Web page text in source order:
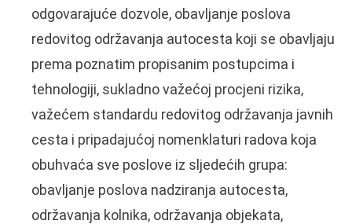
odgovarajuće dozvole, obavljanje poslova
redovitog održavanja autocesta koji se obavljaju
prema poznatim propisanim postupcima i
tehnologiji, sukladno važećoj procjeni rizika,
važećem standardu redovitog održavanja javnih
cesta i pripadajućoj nomenklaturi radova koja
obuhvaća sve poslove iz sljedećih grupa:
obavljanje poslova nadziranja autocesta,
održavanja kolnika, održavanja objekata,